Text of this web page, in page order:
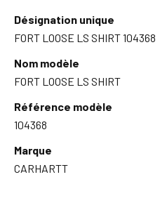
Désignation unique
FORT LOOSE LS SHIRT 104368
Nom modèle
FORT LOOSE LS SHIRT
Référence modèle
104368
Marque
CARHARTT